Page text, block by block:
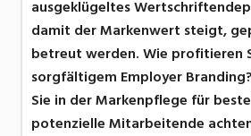
ausgeklügeltes
damit der Markenwert steigt,
betreut werden. Wie profitieren
sorgfältigem Employer
Sie in der Markenpflege für
potenzielle Mitarbeitende